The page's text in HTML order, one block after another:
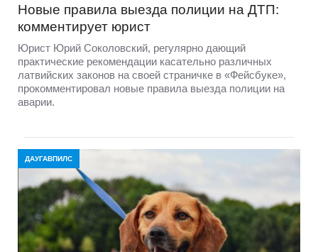
Новые правила выезда полиции на ДТП:
комментирует юрист
Юрист Юрий Соколовский, регулярно дающий
практические рекомендации касательно различных
латвийских законов на своей страничке в «Фейсбуке»,
прокомментировал новые правила выезда полиции на
аварии.
ДАУГАВПИЛС